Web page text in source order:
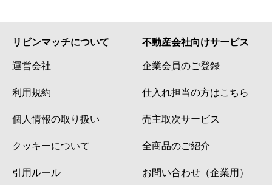
リビンマッチについて
運営会社
利用規約
個人情報の取り扱い
クッキーについて
引用ルール
不動産会社向けサービス
企業会員のご登録
仕入れ担当の方はこちら
売主取次サービス
全商品のご紹介
お問い合わせ（企業用）